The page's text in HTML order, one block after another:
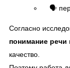
🗣
Согласно
понимание речи
качество.